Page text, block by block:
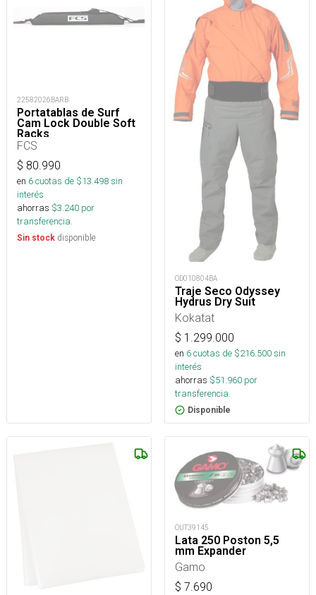
22582026BARB
Portatablas de Surf
Cam Lock Double Soft
Racks
FCS
$ 80.990
en 6cuotas de $13.498sin
interés
ahorras $3.240 por
transferencia.
Sin stock disponible
OD010804BA
Traje Seco Odyssey
Hydrus Dry Suit
Kokatat
$ 1.299.000
en 6cuotas de $216.500sin
interés
ahorras $51.960 por
transferencia.
Disponible
OUT39145
Lata 250 Poston 5,5
mm Expander
Gamo
$ 7.690